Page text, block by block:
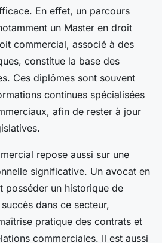
En effet, un parcours
un Master en droit
commercial, associé à des
constitue la base des
Ces diplômes sont souvent
continues spécialisées
afin de rester à jour
repose aussi sur une
significative. Un avocat en
posséder un historique de
dans ce secteur,
pratique des contrats et
commerciales. Il est aussi